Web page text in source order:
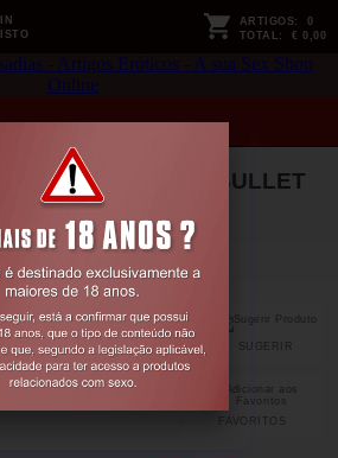
ARTIGOS: 0
TOTAL: € 0,00
ULTRA POWER BULLET
SUGERIR
PARTILHAR
FAVORITOS